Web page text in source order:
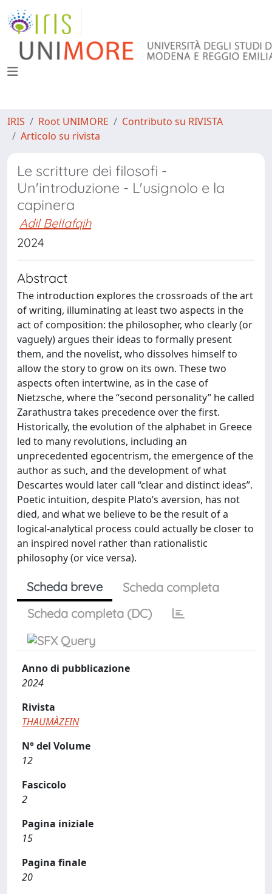
IRIS Root UNIMORE
Contributo su RIVISTA
Articolo su rivista
Le scritture dei filosofi -
Un'introduzione - L'usignolo e la
capinera
Adil Bellafqih
2024
Abstract
The introduction explores the crossroads of the art
of writing, illuminating at least two aspects in the
act of composition: the philosopher, who clearly (or
vaguely) argues their ideas to formally present
them, and the novelist, who dissolves himself to
allow the story to grow on its own. These two
aspects often intertwine, as in the case of
Nietzsche, where the “second personality” he called
Zarathustra takes precedence over the first.
Historically, the evolution of the alphabet in Greece
led to many revolutions, including an
unprecedented egocentrism, the emergence of the
author as such, and the development of what
Descartes would later call “clear and distinct ideas”.
Poetic intuition, despite Plato’s aversion, has not
died, and what we believe to be the result of a
logical-analytical process could actually be closer to
an inspired novel rather than rationalistic
philosophy (or vice versa).
Scheda breve
Scheda completa
Scheda completa (DC)
Anno di pubblicazione
2024
Rivista
THAUMÀZEIN
N° del Volume
12
Fascicolo
2
Pagina iniziale
15
Pagina finale
20